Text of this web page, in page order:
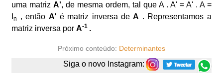
uma matrizA', de mesma ordem, tal que A . A' = A' . A =
In , então A' é matriz inversa deA . Representamos a
matriz inversa porA-1 .
Próximo conteúdo: Determinantes
Siga o novo Instagram: